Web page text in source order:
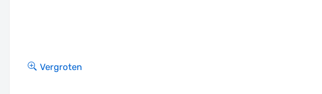
Vergroten